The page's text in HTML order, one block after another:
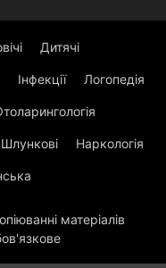
Дитячі
Інфекції Логопедія
Шлункові Наркологія
матеріалів